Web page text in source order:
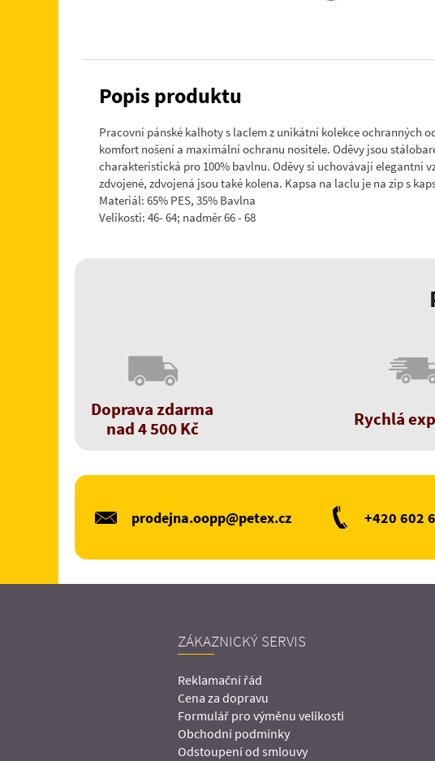
Popis produktu
Pracovní pánské kalhoty s laclem z unikátní kolekce ochranných
komfort nošení a maximální ochranu nositele. Oděvy jsou
charakteristická pro 100% bavlnu. Oděvy si uchovávají elegantní
zdvojené, zdvojená jsou také kolena. Kapsa na laclu je na zip s
Materiál: 65% PES, 35% Bavlna
Velikosti: 46- 64; nadměr 66 - 68
Doprava zdarma
nad 4 500 Kč
Rychlá
prodejna.oopp@petex.cz +420 602
ZÁKAZNICKÝ SERVIS
Reklamační řád
Cena za dopravu
Formulář pro výměnu velikosti
Obchodní podmínky
Odstoupení od smlouvy